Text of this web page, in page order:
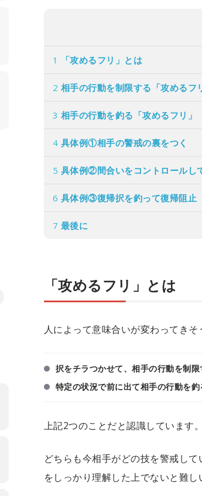
1 「攻めるフリ」とは
2 相手の行動を制限する「攻めるフ
3 相手の行動を釣る「攻めるフリ」
4 具体例①相手の警戒の裏をつく
5 具体例②間合いをコントロールし
6 具体例③復帰択を釣って復帰阻止
7 最後に
「攻めるフリ」とは
人によって意味合いが変わってき
択をチラつかせて、相手の行動を制限
特定の状況で前に出て相手の行動を釣
上記2つのことだと認識しています。
どちらも今相手がどの技を警戒し
をしっかり理解した上でないと難し